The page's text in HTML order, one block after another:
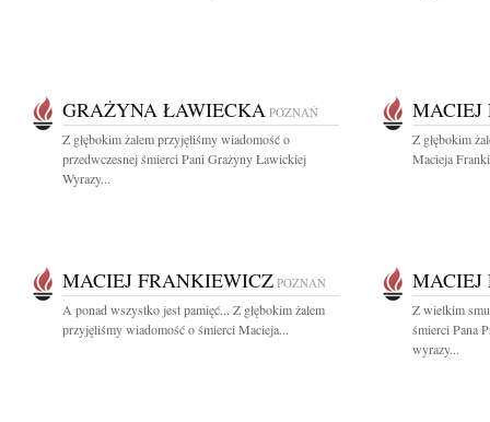
GRAŻYNA ŁAWIECKA POZNAŃ
Z głębokim żalem przyjęliśmy wiadomość o
przedwczesnej śmierci Pani Grażyny Ławickiej
Wyrazy...
MACIEJ
Z głębokim
Macieja
MACIEJ FRANKIEWICZ POZNAŃ
A ponad wszystko jest pamięć... Z głębokim żalem
przyjęliśmy wiadomość o śmierci Macieja...
MACIEJ
Z wielkim
śmierci Pana
wyrazy...